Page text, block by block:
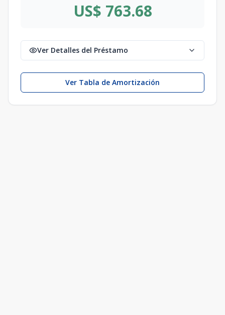
US$ 763.68
Ver Detalles del Préstamo
Ver Tabla de Amortización